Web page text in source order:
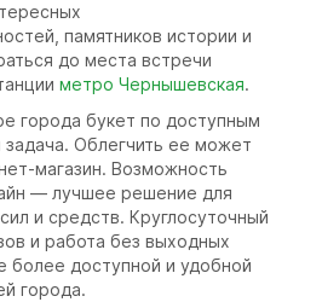
памятников истории и
до места встречи
метро Чернышевская.
города букет по доступным
Облегчить ее может
магазин. Возможность
— лучшее решение для
и средств. Круглосуточный
и работа без выходных
более доступной и удобной
города.